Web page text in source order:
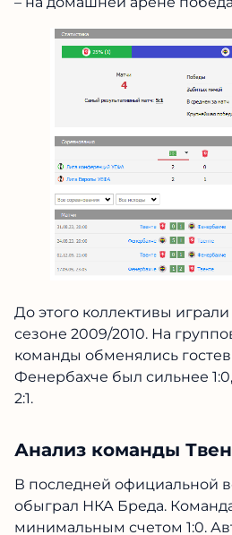
До этого коллективы
сезоне 2009/2010. На
команды обменялись
Фенербахче был сильнее
2:1.
Анализ команды
В последней официальной
обыграл НКА Бреда.
минимальным счетом 1:0.